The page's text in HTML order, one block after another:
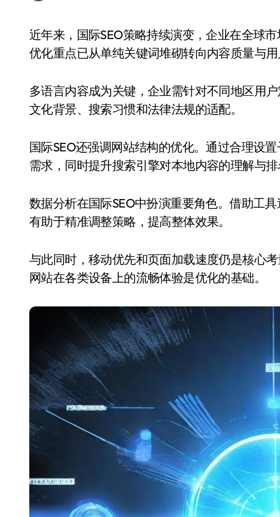
近年来，国际SEO策略持续演变，企业在全球市场中竞争日益激烈。随着搜索引擎算法的更新，
优化重点已从单纯关键词堆砌转向内容质量与用
多语言内容成为关键，企业需针对不同地区用
文化背景、搜索习惯和法律法规的适配。
国际SEO还强调网站结构的优化。通过合理设
需求，同时提升搜索引擎对本地内容的理解与排
数据分析在国际SEO中扮演重要角色。借助工
有助于精准调整策略，提高整体效果。
与此同时，移动优先和页面加载速度仍是核心
网站在各类设备上的流畅体验是优化的基础。